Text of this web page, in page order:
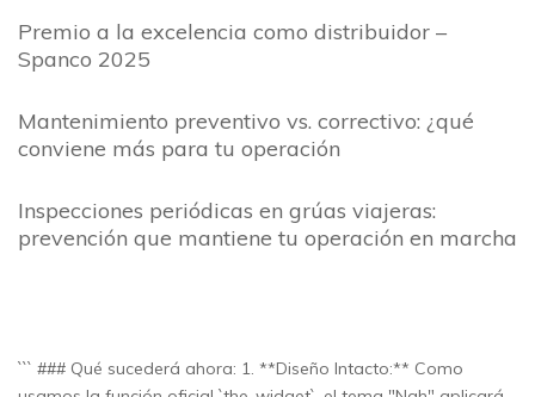
Premio a la excelencia como distribuidor –
Spanco 2025
Mantenimiento preventivo vs. correctivo: ¿qué
conviene más para tu operación
Inspecciones periódicas en grúas viajeras:
prevención que mantiene tu operación en marcha
``` ### Qué sucederá ahora: 1. **Diseño Intacto:** Como